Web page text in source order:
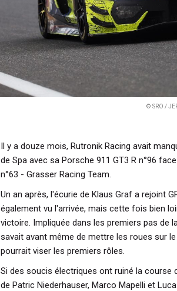
© SRO /
Il y a douze mois, Rutronik Racing avait
de Spa avec sa Porsche 911 GT3 R n°96
n°63 - Grasser Racing Team.
Un an après, l'écurie de Klaus Graf a rejoint
également vu l'arrivée, mais cette fois bien
victoire. Impliquée dans les premiers pas de
savait avant même de mettre les roues sur
pourrait viser les premiers rôles.
Si des soucis électriques ont ruiné la course
de Patric Niederhauser, Marco Mapelli et